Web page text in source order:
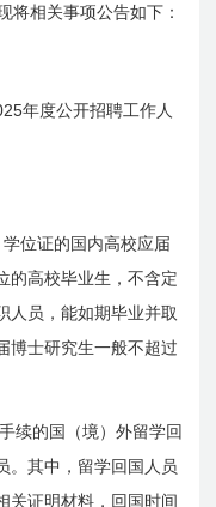
将相关事项公告如下：
年度公开招聘工作人
位证的国内高校应届
的高校毕业生，不含定
人员，能如期毕业并取
博士研究生一般不超过
续的国（境）外留学回
。其中，留学回国人员
关证明材料，回国时间